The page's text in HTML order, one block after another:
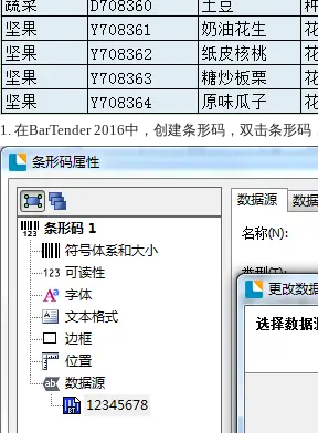
1. 在BarTender 2016中，创建条形码，双击条形